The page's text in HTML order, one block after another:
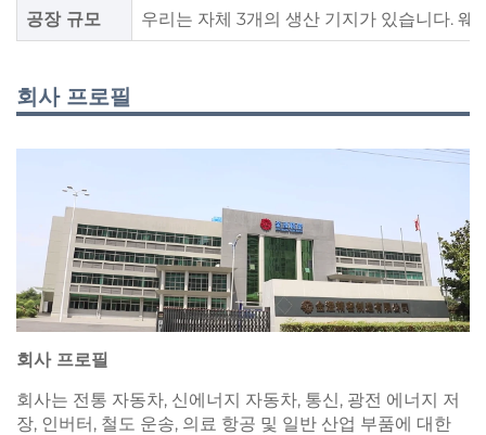
공장 규모 우리는 자체 3개의 생산 기지가 있습니다.
회사 프로필
회사 프로필
회사는 전통 자동차, 신에너지 자동차, 통신, 광전 에너지 저
장, 인버터, 철도 운송, 의료 항공 및 일반 산업 부품에 대한